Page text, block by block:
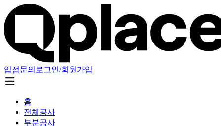
입점문의 로그인/회원가입
홈
전체공사
부분공사